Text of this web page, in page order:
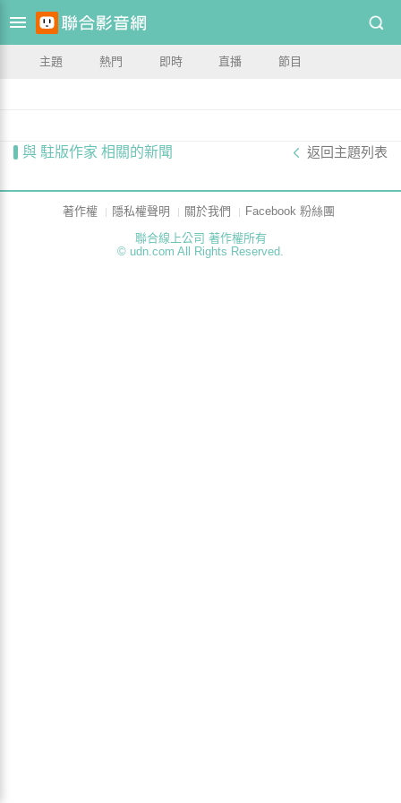
主題 熱門 即時 直播 節目
與 駐版作家 相關的新聞 返回主題列表
著作權 隱私權聲明 關於我們
Facebook 粉絲團
聯合線上公司 著作權所有
© udn.com All Rights Reserved.